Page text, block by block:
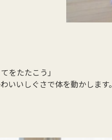
たたこう」
いいしぐさで体を動かします。